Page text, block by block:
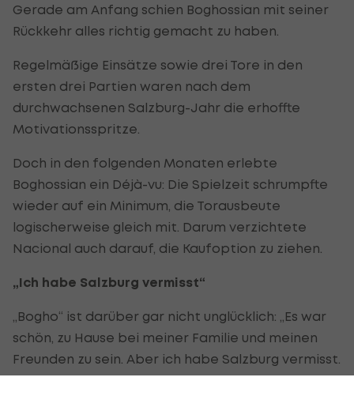
Gerade am Anfang schien Boghossian mit seiner
Rückkehr alles richtig gemacht zu haben.
Regelmäßige Einsätze sowie drei Tore in den
ersten drei Partien waren nach dem
durchwachsenen Salzburg-Jahr die erhoffte
Motivationsspritze.
Doch in den folgenden Monaten erlebte
Boghossian ein Déjà-vu: Die Spielzeit schrumpfte
wieder auf ein Minimum, die Torausbeute
logischerweise gleich mit. Darum verzichtete
Nacional auch darauf, die Kaufoption zu ziehen.
„Ich habe Salzburg vermisst“
„Bogho“ ist darüber gar nicht unglücklich: „Es war
schön, zu Hause bei meiner Familie und meinen
Freunden zu sein. Aber ich habe Salzburg vermisst.
Ich habe hier Freunde gefunden und fühle mich